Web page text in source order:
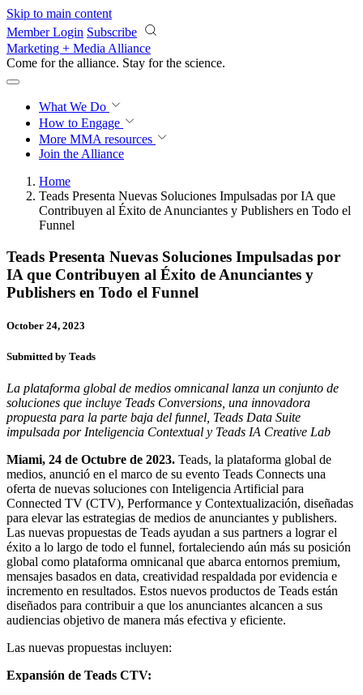
Skip to main content
Member Login Subscribe
Marketing + Media Alliance
Come for the alliance. Stay for the revolution.
What We Do
How to Engage
More MMA resources
Join the Alliance
Home
Teads Presenta Nuevas Soluciones Impulsadas por IA que
Contribuyen al Éxito de Anunciantes y Publishers en Todo el
Funnel
Teads Presenta Nuevas Soluciones Impulsadas por
IA que Contribuyen al Éxito de Anunciantes y
Publishers en Todo el Funnel
October 24, 2023
Submitted by Teads
La plataforma global de medios omnicanal lanza un conjunto de
soluciones que incluye Teads Conversions, una innovadora
propuesta para la parte baja del funnel, Teads Data Suite
impulsada por Inteligencia Contextual y Teads IA Creative Lab
Miami, 24 de Octubre de 2023. Teads, la plataforma global de
medios, anunció en el marco de su evento Teads Connects una
oferta de nuevas soluciones con Inteligencia Artificial para
Connected TV (CTV), Performance y Contextualización, diseñadas
para elevar las estrategias de medios de anunciantes y publishers.
Las nuevas propuestas de Teads ayudan a sus partners a lograr el
éxito a lo largo de todo el funnel, fortaleciendo aún más su posición
global como plataforma omnicanal que abarca entornos premium,
mensajes basados en data, creatividad respaldada por evidencia e
incremento en resultados. Estos nuevos productos de Teads están
diseñados para contribuir a que los anunciantes alcancen a sus
audiencias objetivo de manera más efectiva y eficiente.
Las nuevas propuestas incluyen:
Expansión de Teads CTV: